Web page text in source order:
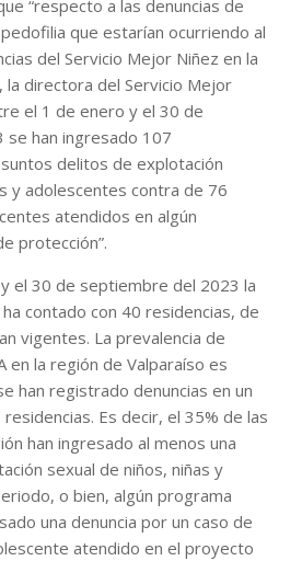
“respecto a las denuncias de
que estarían ocurriendo al
del Servicio Mejor Niñez en la
la directora del Servicio Mejor
el 1 de enero y el 30 de
han ingresado 107
delitos de explotación
y adolescentes contra de 76
atendidos en algún
protección”.
el 30 de septiembre del 2023 la
contado con 40 residencias, de
vigentes. La prevalencia de
en la región de Valparaíso es
han registrado denuncias en un
Es decir, el 35% de las
han ingresado al menos una
sexual de niños, niñas y
o bien, algún programa
una denuncia por un caso de
atendido en el proyecto